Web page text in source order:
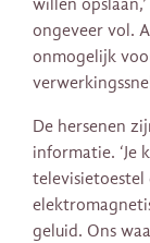
willen
ongeveer vol.
onmogelijk
De hersenen
informatie. ‘Je
televisietoestel
geluid. Ons